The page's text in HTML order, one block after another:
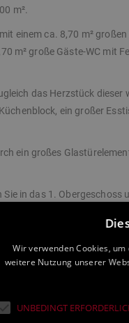
m².
einem ca. 8,70 m²
m² große Gäste-WC mit
das Herzstück
ein großer
ein großes
in das 1.
großen
moderne
und ein WC.
15,90 m² großen
Badezimmer. Das
Wir verwenden Cookies,
weitere Nutzung unserer
UNBEDINGT